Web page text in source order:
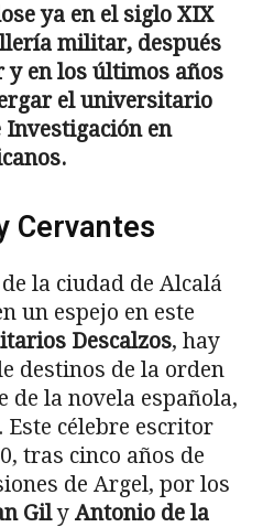
ya en el siglo XIX
militar, después
en los últimos años
el universitario
Investigación en
Cervantes
la ciudad de Alcalá
un espejo en este
Descalzos, hay
destinos de la orden
de la novela española,
. Este célebre escritor
tras cinco años de
de Argel, por los
Gily Antonio de la